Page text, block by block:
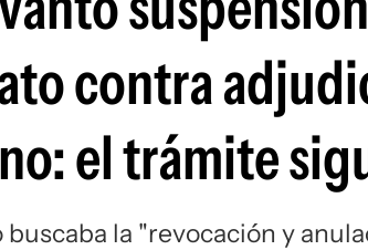
contra
el trámite
buscaba la "revocación y